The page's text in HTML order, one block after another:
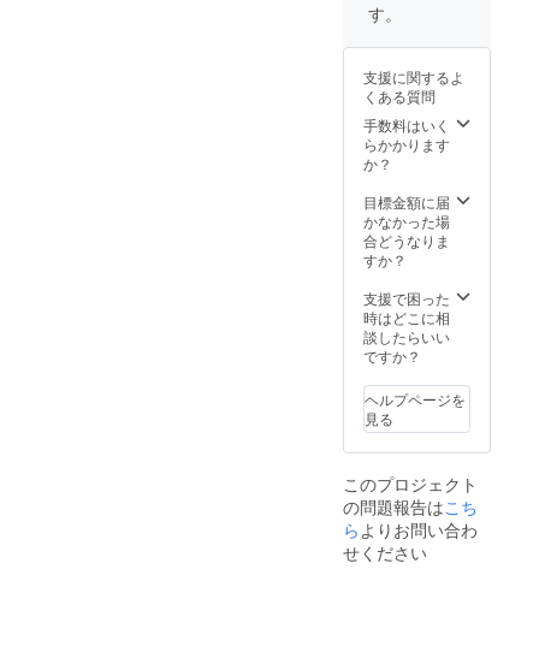
今回の
ン価格
となり
ます。
（一般
「デイ
ズポー
チ（日
ズ・ブ
ラック
／
デュー
イ
プ）」
11,800
円（税
・送料
は当社
が負担
いたし
まし
す。
支援に関するよ
くある質問
手数料はいく
らかかります
か？
目標金額に届
かなかった場
合どうなりま
すか？
支援で困った
時はどこに相
談したらいい
ですか？
ヘルプページを
見る
このプロジェクト
の問題報告はこち
らよりお問い合わ
せください